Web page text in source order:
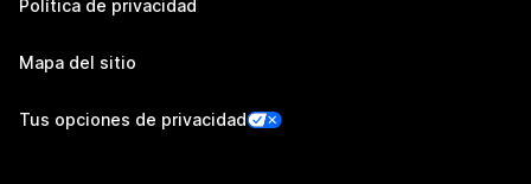
Política de privacidad
Mapa del sitio
Tus opciones de privacidad